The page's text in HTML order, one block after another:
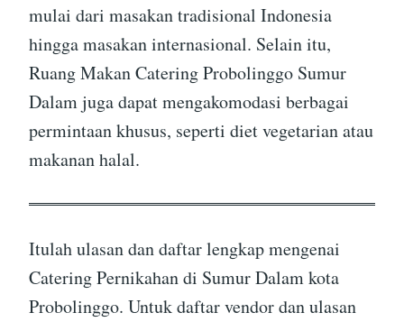
mulai dari masakan tradisional Indonesia
hingga masakan internasional. Selain itu,
Ruang Makan Catering Probolinggo Sumur
Dalam juga dapat mengakomodasi berbagai
permintaan khusus, seperti diet vegetarian atau
makanan halal.
Itulah ulasan dan daftar lengkap mengenai
Catering Pernikahan di Sumur Dalam kota
Probolinggo. Untuk daftar vendor dan ulasan